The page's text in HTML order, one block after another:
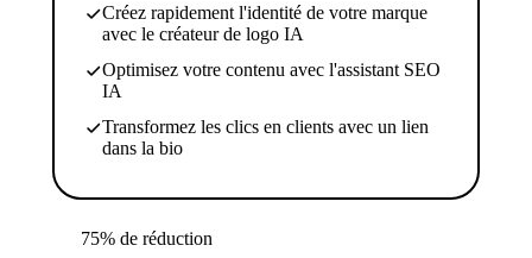
Créez rapidement l'identité de votre marque
avec le créateur de logo IA
Optimisez votre contenu avec l'assistant SEO
IA
Transformez les clics en clients avec un lien
dans la bio
75% de réduction